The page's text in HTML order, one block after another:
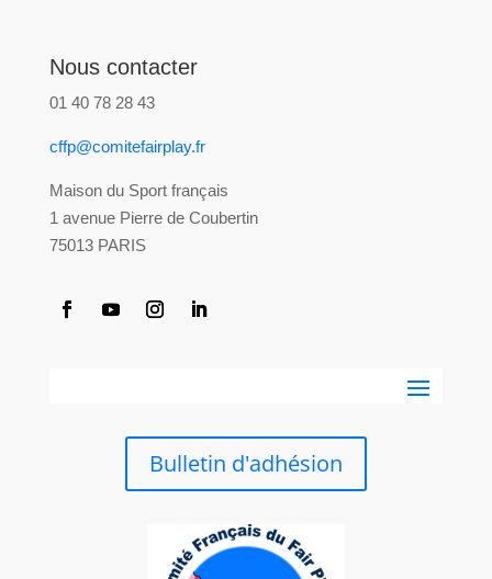
Nous contacter
01 40 78 28 43
cffp@comitefairplay.fr
Maison du Sport français
1 avenue Pierre de Coubertin
75013 PARIS
Bulletin d'adhésion